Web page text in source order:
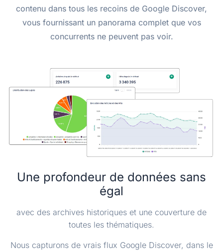
contenu dans tous les recoins de Google Discover,
vous fournissant un panorama complet que vos
concurrents ne peuvent pas voir.
Une profondeur de données sans
égal
avec des archives historiques et une couverture de
toutes les thématiques.
Nous capturons de vrais flux Google Discover, dans le